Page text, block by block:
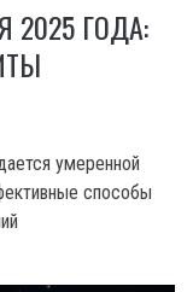
2025 ГОДА:
умеренной
способы